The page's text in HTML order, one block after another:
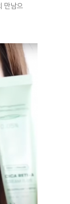
만남으